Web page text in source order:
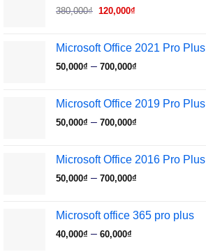
380,000₫.
là:
380,000₫ Giá
380,000₫.
120,000₫Giá
là:
120,000₫.
Microsoft Office 2021 Pro Plus
50,000₫ – 700,000₫
50,000₫
Microsoft Office 2019 Pro Plus
50,000₫ – 700,000₫
50,000₫
Microsoft Office 2016 Pro Plus
50,000₫ – 700,000₫
50,000₫
Microsoft office 365 pro plus
40,000₫ – 60,000₫